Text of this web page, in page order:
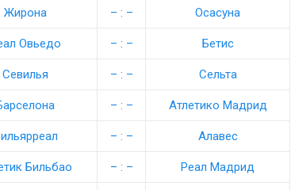
Жирона – : – Осасуна
Овьедо – : – Бетис
Севилья – : – Сельта
– : – Атлетико Мадрид
– : – Алавес
Бильбао – : – Реал Мадрид